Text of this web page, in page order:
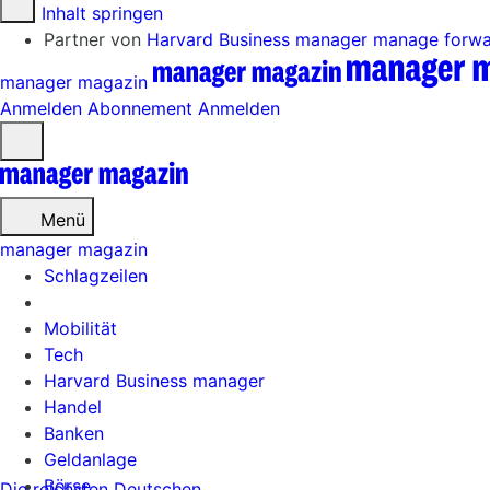
Zum Inhalt springen
Partner von Harvard Business manager manage
manager magazin
Anmelden Abonnement Anmelden
öffnen
Menü
Schlagzeilen
Mobilität
Tech
Harvard Business manager
Handel
Banken
Geldanlage
Börse
manager magazin